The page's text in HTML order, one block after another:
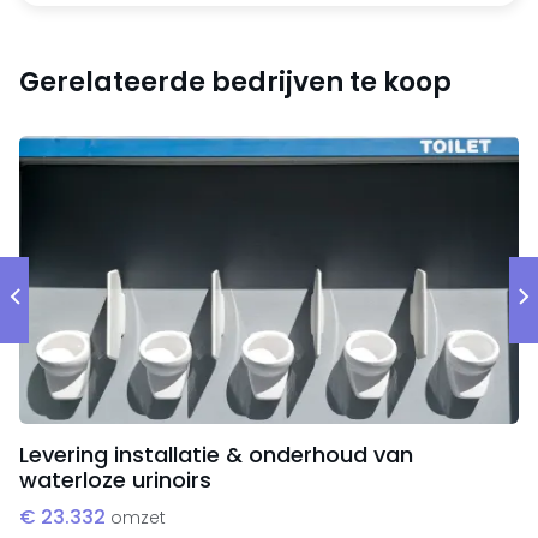
Omzet groeit structureel; orderportefeuille per
begin 2026 bedraagt ruim € 3,4 miljoen
Stabiele nettomarge van 9–10% met gezonde vrije
kasstroomgeneratie
Solvabiliteit van circa 80%
Beperkte investeringsbehoefte; lage CAPEX
Kansen voor een nieuwe eigenaar
Gerelateerde bedrijven te koop
Levering installatie & onderhoud van
waterloze urinoirs
€ 23.332 omzet